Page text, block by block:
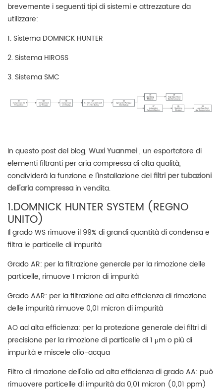
brevemente i seguenti tipi di sistemi e attrezzature da
utilizzare:
1. Sistema DOMNICK HUNTER
2. Sistema HIROSS
3. Sistema SMC
In questo post del blog, Wuxi Yuanmei, un esportatore di
elementi filtranti per aria compressa di alta qualità,
condividerà la funzione e l'installazione deifiltri per tubazioni
dell'aria compressa in vendita.
1.DOMNICK HUNTER SYSTEM (REGNO
UNITO)
Il grado WS rimuove il 99% di grandi quantità di condensa e
filtra le particelle di impurità
Grado AR: per la filtrazione generale per la rimozione delle
particelle, rimuove 1 micron di impurità
Grado AAR: per la filtrazione ad alta efficienza di rimozione
delle impurità rimuove 0,01 micron di impurità
AO ad alta efficienza: per la protezione generale dei filtri di
precisione per la rimozione di particelle di 1 μm o più di
impurità e miscele olio-acqua
Filtro di rimozione dell'olio ad alta efficienza di grado AA: può
rimuovere particelle di impurità da 0,01 micron (0,01 ppm)